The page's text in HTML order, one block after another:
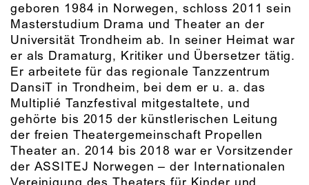
geboren 1984 in Norwegen, schloss 2011 sein
Masterstudium Drama und Theater an der
Universität Trondheim ab. In seiner Heimat war
er als Dramaturg, Kritiker und Übersetzer tätig.
Er arbeitete für das regionale Tanzzentrum
DansiT in Trondheim, bei dem er u. a. das
Multiplié Tanzfestival mitgestaltete, und
gehörte bis 2015 der künstlerischen Leitung
der freien Theatergemeinschaft Propellen
Theater an. 2014 bis 2018 war er Vorsitzender
der ASSITEJ Norwegen – der Internationalen